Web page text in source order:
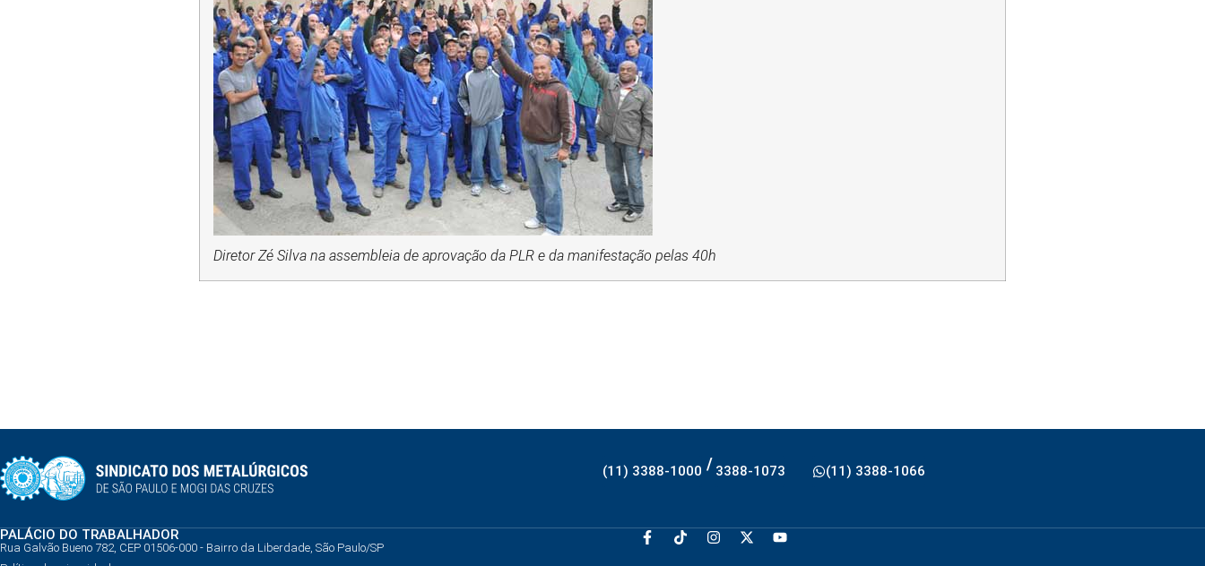
Diretor Zé Silva na assembleia de aprovação da PLR e da manifestação pelas 40h
(11) 3388-1000 / 3388-1073 (11) 3388-1066
PALÁCIO DO TRABALHADOR
Rua Galvão Bueno 782, CEP 01506-000 - Bairro da Liberdade, São Paulo/SP